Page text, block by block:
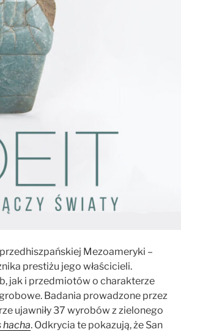
Mezoameryki –
prestiżu jego właścicieli.
jak i przedmiotów o charakterze
Badania prowadzone przez
ujawniły 37 wyrobów z zielonego
hacha. Odkrycia te pokazują, że San